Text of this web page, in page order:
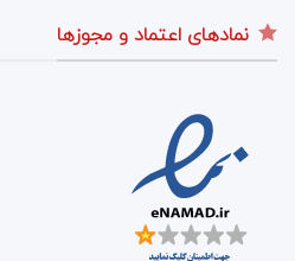
نمادهای اعتماد و مجوزها